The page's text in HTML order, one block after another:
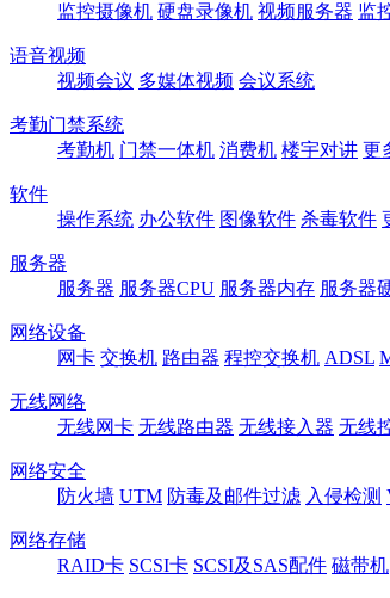
监控摄像机 硬盘录像机 视频服务器 监
语音视频
视频会议 多媒体视频 会议系统
考勤门禁系统
考勤机 门禁一体机 消费机 楼宇对讲 更
软件
操作系统 办公软件 图像软件 杀毒软件
服务器
服务器 服务器CPU 服务器内存 服务器
网络设备
网卡 交换机 路由器 程控交换机 ADSL
无线网络
无线网卡 无线路由器 无线接入器 无线
网络安全
防火墙 UTM 防毒及邮件过滤 入侵检测
网络存储
RAID卡 SCSI卡 SCSI及SAS配件 磁带机